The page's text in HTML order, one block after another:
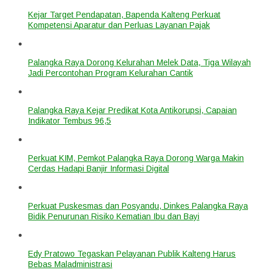
Kejar Target Pendapatan, Bapenda Kalteng Perkuat
Kompetensi Aparatur dan Perluas Layanan Pajak
Palangka Raya Dorong Kelurahan Melek Data, Tiga Wilayah
Jadi Percontohan Program Kelurahan Cantik
Palangka Raya Kejar Predikat Kota Antikorupsi, Capaian
Indikator Tembus 96,5
Perkuat KIM, Pemkot Palangka Raya Dorong Warga Makin
Cerdas Hadapi Banjir Informasi Digital
Perkuat Puskesmas dan Posyandu, Dinkes Palangka Raya
Bidik Penurunan Risiko Kematian Ibu dan Bayi
Edy Pratowo Tegaskan Pelayanan Publik Kalteng Harus
Bebas Maladministrasi